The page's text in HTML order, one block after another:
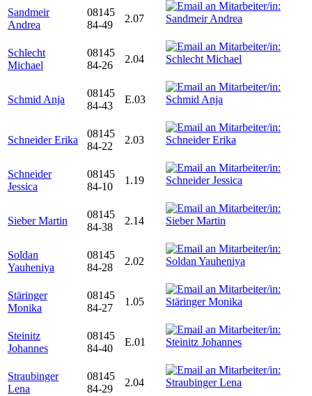
Sandmeir
Andrea
08145
84-49
2.07
Schlecht
Michael
08145
84-26
2.04
Schmid Anja
08145
84-43
E.03
Schneider Erika
08145
84-22
2.03
Schneider
Jessica
08145
84-10
1.19
Sieber Martin
08145
84-38
2.14
Soldan
Yauheniya
08145
84-28
2.02
Stäringer
Monika
08145
84-27
1.05
Steinitz
Johannes
08145
84-40
E.01
Straubinger
Lena
08145
84-29
2.04